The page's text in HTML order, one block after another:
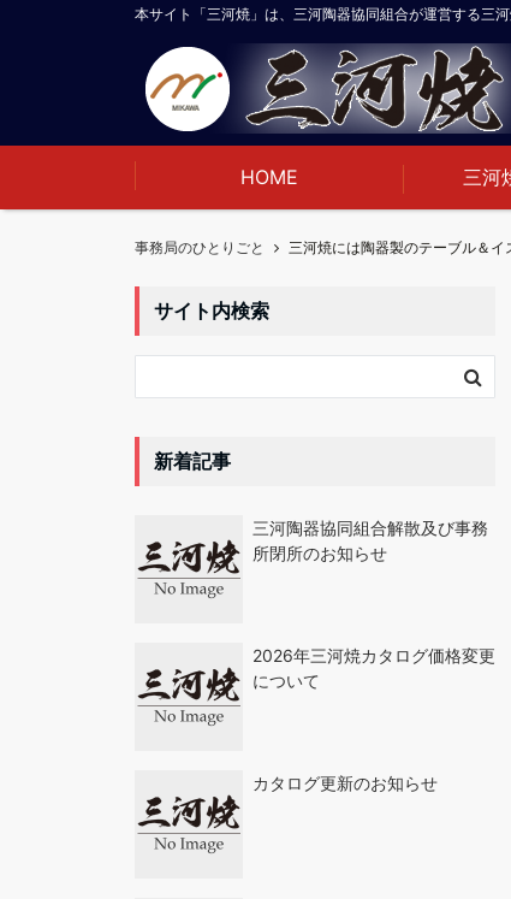
本サイト「三河焼」は、三河陶器協同組合が運営する三
HOME 三河
事務局のひとりごと 三河焼には陶器製のテーブル＆
サイト内検索
新着記事
三河陶器協同組合解散及び事務
所閉所のお知らせ
2026年三河焼カタログ価格変更
について
カタログ更新のお知らせ